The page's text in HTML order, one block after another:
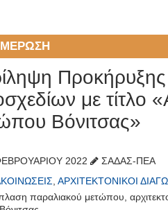
Προκήρυξης
με τίτλο
Βόνιτσας»
2022
ΣΑΔΑΣ-ΠΕΑ
, ΑΡΧΙΤΕΚΤΟΝΙΚΟΊ
παραλιακού μετώπου,